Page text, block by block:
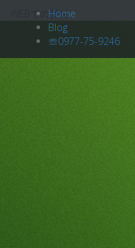
Home
Blog
☏0977-75-9246
WEBでの受付